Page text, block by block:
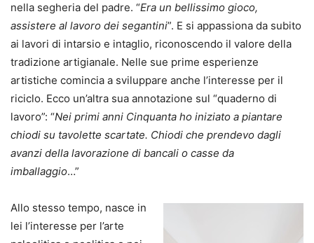
nella segheria del padre. “Era un bellissimo gioco,
assistere al lavoro dei segantini”. E si appassiona da subito
ai lavori di intarsio e intaglio, riconoscendo il valore della
tradizione artigianale. Nelle sue prime esperienze
artistiche comincia a sviluppare anche l’interesse per il
riciclo. Ecco un’altra sua annotazione sul “quaderno di
lavoro”: “Nei primi anni Cinquanta ho iniziato a piantare
chiodi su tavolette scartate. Chiodi che prendevo dagli
avanzi della lavorazione di bancali o casse da
imballaggio…”
Allo stesso tempo, nasce in
lei l’interesse per l’arte